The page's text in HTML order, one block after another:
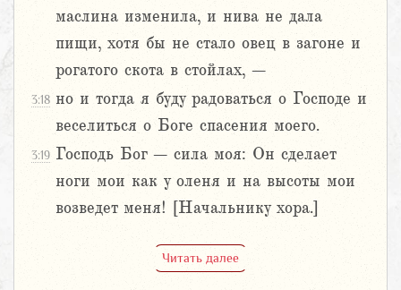
маслина изменила, и нива не дала
пищи, хотя бы не стало овец в загоне и
рогатого скота в стойлах, –
3:18 но и тогда я буду радоваться о Господе и
веселиться о Боге спасения моего.
3:19 Господь Бог – сила моя: Он сделает
ноги мои как у оленя и на высоты мои
возведет меня! [Начальнику хора.]
Читать далее